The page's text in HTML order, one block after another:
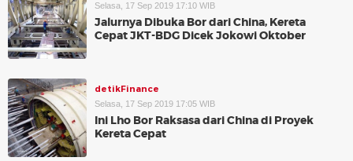
Selasa, 17 Sep 2019 17:10 WIB
Jalurnya Dibuka Bor dari China, Kereta
Cepat JKT-BDG Dicek Jokowi Oktober
detikFinance
Selasa, 17 Sep 2019 17:05 WIB
Ini Lho Bor Raksasa dari China di Proyek
Kereta Cepat